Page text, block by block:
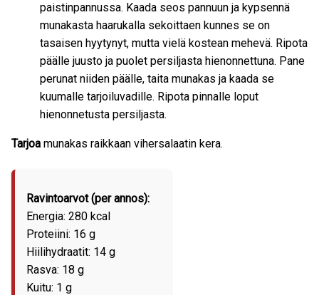
paistinpannussa. Kaada seos pannuun ja kypsennä
munakasta haarukalla sekoittaen kunnes se on
tasaisen hyytynyt, mutta vielä kostean mehevä. Ripota
päälle juusto ja puolet persiljasta hienonnettuna. Pane
perunat niiden päälle, taita munakas ja kaada se
kuumalle tarjoiluvadille. Ripota pinnalle loput
hienonnetusta persiljasta.
Tarjoa munakas raikkaan vihersalaatin kera.
Ravintoarvot (per annos):
Energia: 280 kcal
Proteiini: 16 g
Hiilihydraatit: 14 g
Rasva: 18 g
Kuitu: 1 g